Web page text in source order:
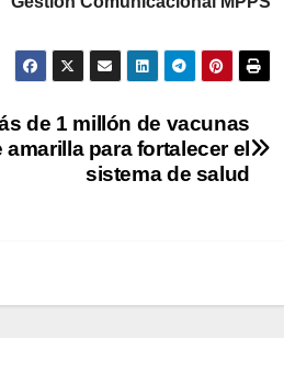
de 1 millón de vacunas
amarilla para fortalecer el
sistema de salud